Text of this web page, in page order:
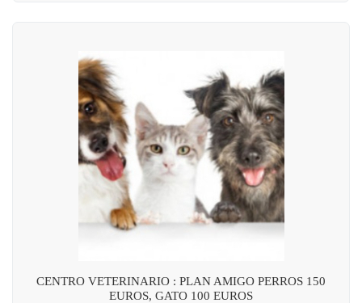
CENTRO VETERINARIO : PLAN AMIGO PERROS 150
EUROS, GATO 100 EUROS